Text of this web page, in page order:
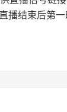
播结束后第